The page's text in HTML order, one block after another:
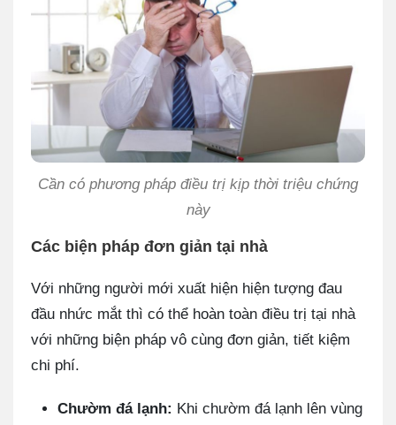
Cần có phương pháp điều trị kịp thời triệu chứng
này
Các biện pháp đơn giản tại nhà
Với những người mới xuất hiện hiện tượng đau
đầu nhức mắt thì có thể hoàn toàn điều trị tại nhà
với những biện pháp vô cùng đơn giản, tiết kiệm
chi phí.
Chườm đá lạnh: Khi chườm đá lạnh lên vùng